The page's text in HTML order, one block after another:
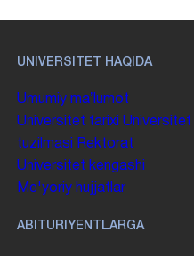
UNIVERSITET HAQIDA
Umumiy maʼlumot
Universitet tarixi Universitet
tuzilmasi
Rektorat
Universitet kengashi
Me'yoriy hujjatlar
ABITURIYENTLARGA